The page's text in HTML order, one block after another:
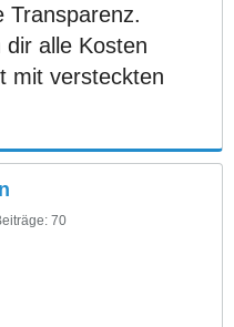
Transparenz.
dir alle Kosten
mit versteckten
70